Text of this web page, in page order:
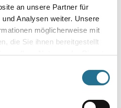
an unsere Partner für
Analysen weiter. Unsere
möglicherweise mit
die Sie ihnen bereitgestellt
Ihrer Nutzung der Dienste